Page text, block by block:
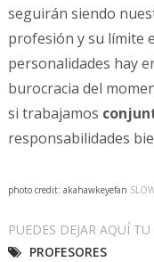
seguirán siendo
profesión y su límite
personalidades hay
burocracia del
si trabajamos
responsabilidades
photo credit: akahawkeyefan
PUEDES DEJAR AQUÍ
PROFESORES